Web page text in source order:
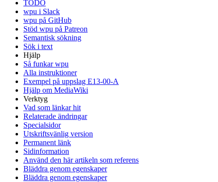
TODO
wpu i Slack
wpu på GitHub
Stöd wpu på Patreon
Semantisk sökning
Sök i text
Hjälp
Så funkar wpu
Alla instruktioner
Exempel på uppslag E13-00-A
Hjälp om MediaWiki
Verktyg
Vad som länkar hit
Relaterade ändringar
Specialsidor
Utskriftsvänlig version
Permanent länk
Sidinformation
Använd den här artikeln som referens
Bläddra genom egenskaper
Bläddra genom egenskaper